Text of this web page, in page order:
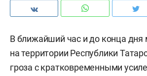
В ближайший час и до конца дня
на территории Республики
гроза с кратковременными